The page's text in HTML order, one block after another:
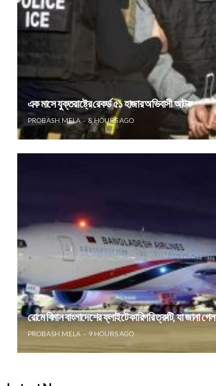
এক মাসে যুক্তরাষ্ট্রে রেকর্ড ৫১ হাজার অভিবাসী আটক
PROBASH MELA 8 HOURS AGO
রোমে বিমান বাংলাদেশের ফ্লাইটে কারিগরি ত্রুটি, যা জানা গেল
PROBASH MELA 9 HOURS AGO